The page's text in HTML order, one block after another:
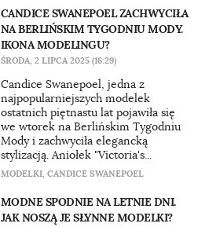
CANDICE SWANEPOEL ZACHWYCIŁA
NA BERLIŃSKIM TYGODNIU MODY.
IKONA MODELINGU?
ŚRODA, 2 LIPCA 2025 (16:29)
Candice Swanepoel, jedna z
najpopularniejszych modelek
ostatnich piętnastu lat pojawiła się
we wtorek na Berlińskim Tygodniu
Mody i zachwyciła elegancką
stylizacją. Aniołek "Victoria's...
MODELKI, CANDICE SWANEPOEL
MODNE SPODNIE NA LETNIE DNI.
JAK NOSZĄ JE SŁYNNE MODELKI?